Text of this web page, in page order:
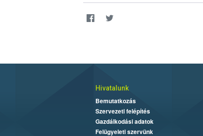
Hivatalunk
Bemutatkozás
Szervezeti felépítés
Gazdálkodási adatok
Felügyeleti szervünk